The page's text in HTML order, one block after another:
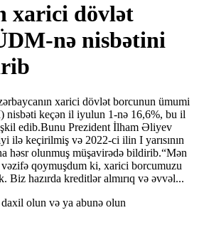
xarici dövlət
nə nisbətini
xarici dövlət borcunun ümumi
nisbəti keçən il iyulun 1-nə 16,6%, bu il
edib.Bunu Prezident İlham Əliyev
ilə keçirilmiş və 2022-ci ilin I yarısının
həsr olunmuş müşavirədə bildirib.“Mən
qoymuşdum ki, xarici borcumuzu
hazırda kreditlər almırıq və əvvəl...
olun və ya abunə olun